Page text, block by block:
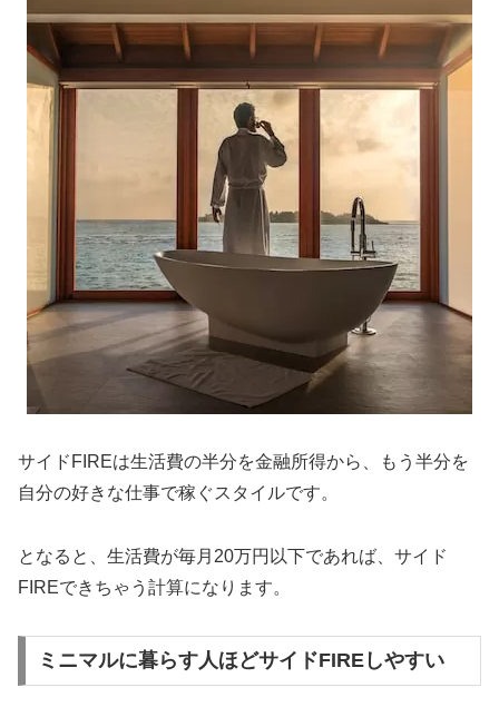
サイドFIREは生活費の半分を金融所得から、もう半分を
自分の好きな仕事で稼ぐスタイルです。
となると、生活費が毎月20万円以下であれば、サイド
FIREできちゃう計算になります。
ミニマルに暮らす人ほどサイドFIREしやすい